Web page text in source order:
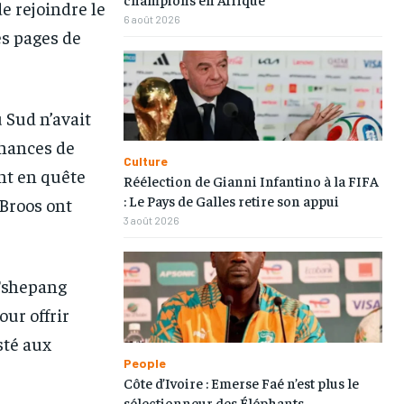
rejoindre le
pages de
n’avait
de
en quête
ont
offrir
aux
6 août 2026
Culture
Réélection de Gianni Infantino à la FIFA
: Le Pays de Galles retire son appui
3 août 2026
People
Côte d’Ivoire : Emerse Faé n’est plus le